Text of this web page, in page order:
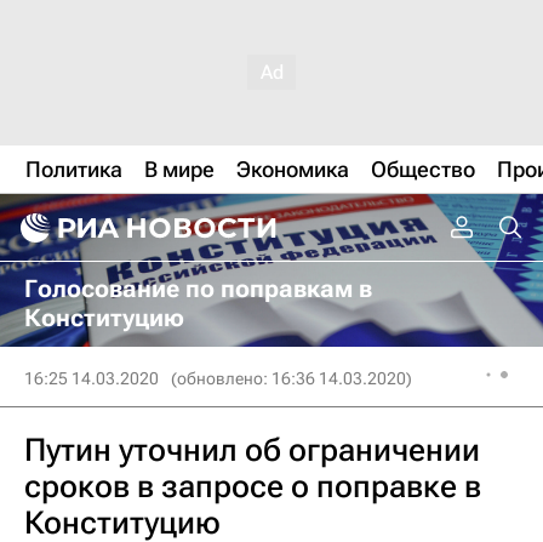
Политика В мире Экономика Общество
Голосование по поправкам в
Конституцию
16:25 14.03.2020 (обновлено: 16:36 14.03.2020)
Путин уточнил об ограничении
сроков в запросе о поправке в
Конституцию